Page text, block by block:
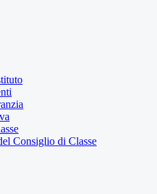
Consiglio di Classe